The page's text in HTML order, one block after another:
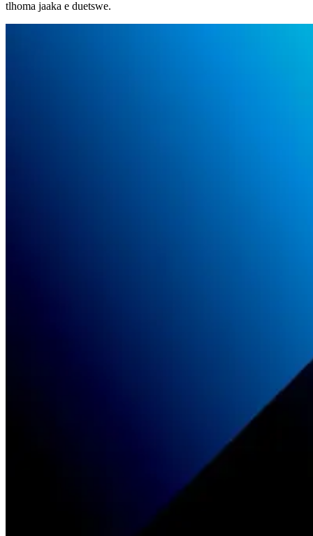
tlhoma jaaka e duetswe.